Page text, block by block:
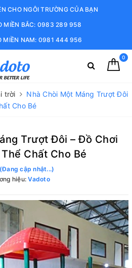
CHO NGÔI TRƯỜNG CỦA BẠN
MIỀN BẮC: 0983 289 958
MIỀN NAM: 0981 444 956
0
trời
Nhà Chòi Một Máng Trượt Đôi
Cho Bé
Trượt Đôi – Đồ Chơi
Chất Cho Bé
(Đang cập nhật...)
hiệu:Vadoto